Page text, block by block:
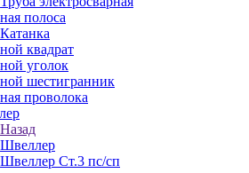
полоса
квадрат
уголок
шестигранник
проволока
Назад
Швеллер
Швеллер Ст.3 пс/сп